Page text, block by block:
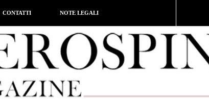
CONTATTI NOTE LEGALI